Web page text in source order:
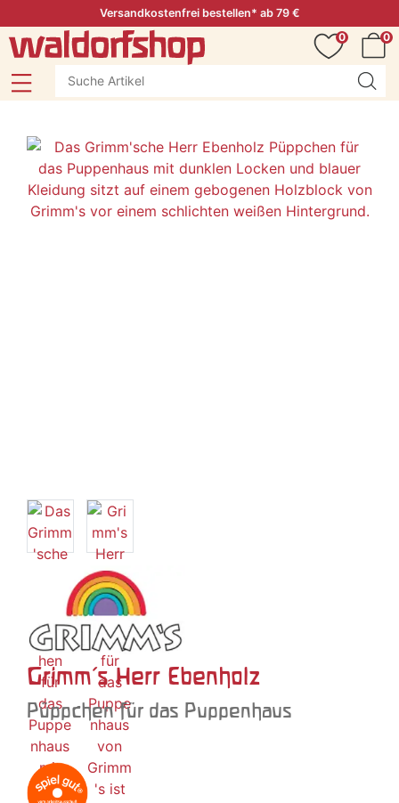
Versandkostenfrei bestellen* ab 79 €
0
0
Grimm's Herr Ebenholz
Püppchen für das Puppenhaus